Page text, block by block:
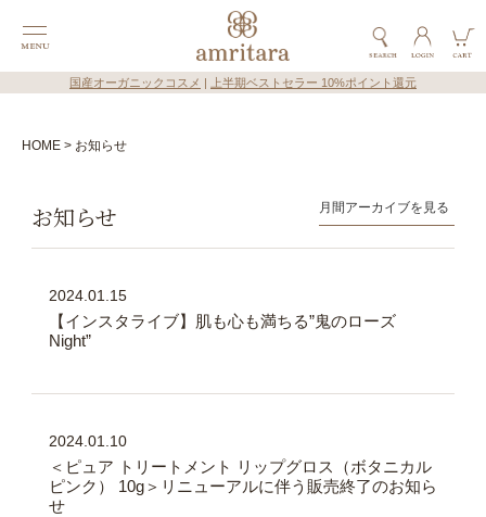
国産オーガニックコスメ 上半期ベストセラー 10%ポイント還元
HOME お知らせ
お知らせ
2024.01.15
【インスタライブ】肌も心も満ちる”鬼のローズ
Night”
2024.01.10
＜ピュア トリートメント リップグロス（ボタニカル
ピンク） 10g＞リニューアルに伴う販売終了のお知ら
せ